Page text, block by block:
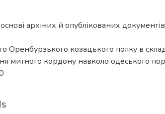
основі архіних й опублікованих
Оренбурзького козацького полку в
митного кордону навколо одеського